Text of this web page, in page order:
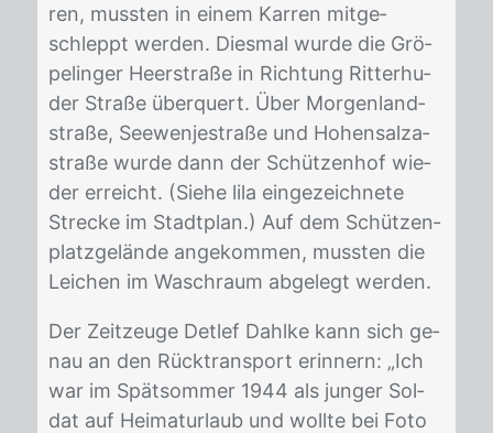
ren, muss­ten in ei­nem Kar­ren mit­ge­
schleppt wer­den. Dies­mal wur­de die Grö­
pe­lin­ger Heer­stra­ße in Rich­tung Rit­ter­hu­
der Stra­ße über­quert. Über Mor­gen­land­
stra­ße, See­wen­je­stra­ße und Ho­hen­sal­za­
stra­ße wur­de dann der Schüt­zen­hof wie­
der er­reicht. (Sie­he lila ein­ge­zeich­ne­te
Stre­cke im Stadt­plan.) Auf dem Schüt­zen­
platz­ge­län­de an­ge­kom­men, muss­ten die
Lei­chen im Wasch­raum ab­ge­legt wer­den.
Der Zeit­zeu­ge Det­lef Dah­l­ke kann sich ge­
nau an den Rück­trans­port er­in­nern: „Ich
war im Spät­som­mer 1944 als jun­ger Sol­
dat auf Hei­mat­ur­laub und woll­te bei Foto